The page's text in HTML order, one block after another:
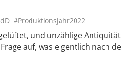
#Produktionsjahr2022
und unzählige
auf, was eigentlich nach